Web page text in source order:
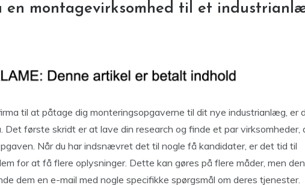
en montagevirksomhed til et
til at påtage dig monteringsopgaverne til dit nye industrianlæg, er
Det første skridt er at lave din research og finde et par virksomheder,
Når du har indsnævret det til nogle få kandidater, er det tid til
for at få flere oplysninger. Dette kan gøres på flere måder, men den
dem en e-mail med nogle specifikke spørgsmål om deres tjenester.